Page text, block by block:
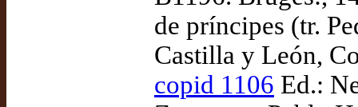
de príncipes (tr.
Castilla y León,
copid 1106 Ed.: